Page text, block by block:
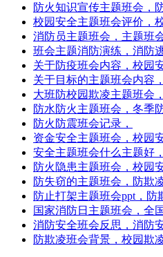
防火知识宣传主题班会，
校园安全主题班会评价，
消防员主题班会，主题班
班会主题消防演练，消防
关于防疫班会内容，校园
关于目标的主题班会内容
大班防校园欺凌主题班会
防水防火主题班会，冬季
防火防震班会记录，
资金安全主题班会，校园
安全主题班会什么主题好
防火隐患主题班会，校园
防失窃的主题班会，防欺
防止打架主题班会ppt，防
国家消防日主题班会，全
消防安全班会反思，消防
防欺凌班会背景，校园欺